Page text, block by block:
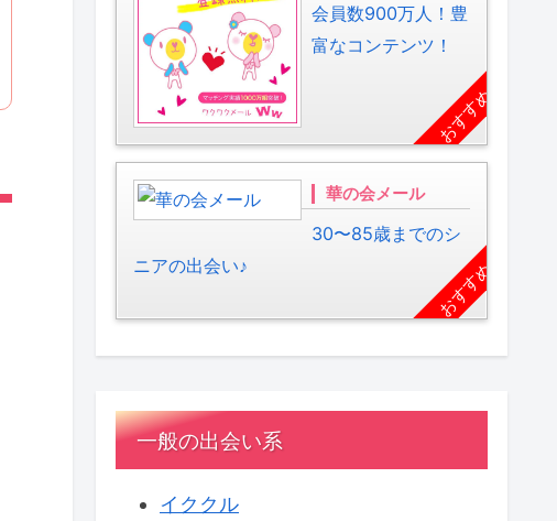
会員数900万人！豊
富なコンテンツ！
おすすめ
華の会メール
30〜85歳までのシ
ニアの出会い♪
おすすめ
一般の出会い系
イククル